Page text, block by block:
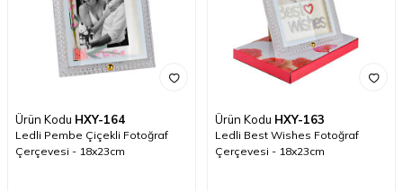
Ürün Kodu HXY-164
Ledli Pembe Çiçekli Fotoğraf
Çerçevesi - 18x23cm
Ürün Kodu HXY-163
Ledli Best Wishes Fotoğraf
Çerçevesi - 18x23cm